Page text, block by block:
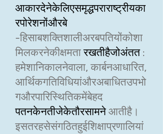
आकारदेनेकेलिएसमृद्धपराराष्ट्रीयका
रपोरेशनोंऔरबे
-हिसाबशक्तिशालीअरबपतियोंकोशा
मिलकरनेकीक्षमतारखतीहैजोअंतत :
हमेशानिकालनेवाला, कार्बनआधारित,
आर्थिकगतिविधियांऔरअबाधितउपभो
गऔरपारिस्थितिकमेंबेहद
पतनकेनतीजेकेतौरसामनेआतीहै।
इसतरहसेसंगठितहुईशिक्षाप्रणालियां